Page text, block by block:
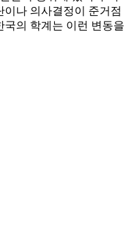
나 의사결정이 준거점
국의 학계는 이런 변동을